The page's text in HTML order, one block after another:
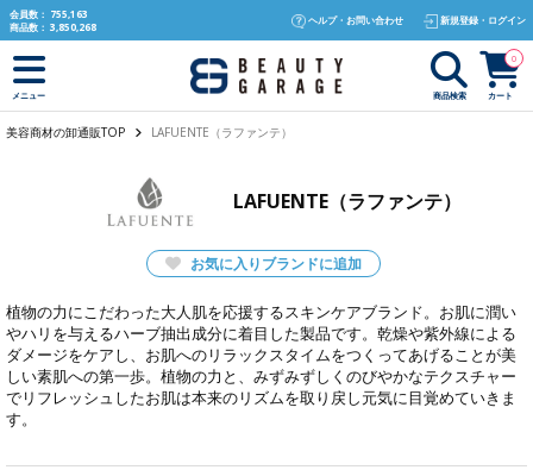
text.skipToContent
text.skipToNavigation
会員数： 755,163
商品数： 3,850,268
ヘルプ・お問い合わせ 新規登録・ログイン
メニュー 商品検索 カート
0
美容商材の卸通販TOP LAFUENTE（ラファンテ）
LAFUENTE（ラファンテ）
お気に入りブランドに追加
植物の力にこだわった大人肌を応援するスキンケアブランド。お肌に潤い
やハリを与えるハーブ抽出成分に着目した製品です。乾燥や紫外線による
ダメージをケアし、お肌へのリラックスタイムをつくってあげることが美
しい素肌への第一歩。植物の力と、みずみずしくのびやかなテクスチャー
でリフレッシュしたお肌は本来のリズムを取り戻し元気に目覚めていきま
す。